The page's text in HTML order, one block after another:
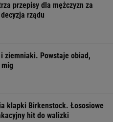
przepisy dla mężczyzn za
rządu
ziemniaki. Powstaje obiad,
klapki Birkenstock. Łososiowe
hit do walizki